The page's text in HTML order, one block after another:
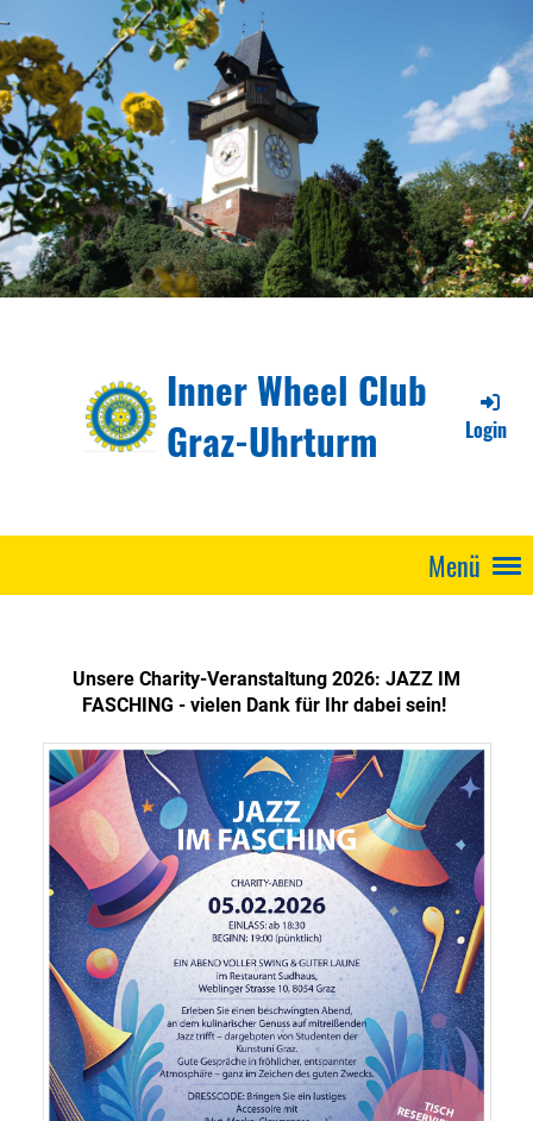
Inner Wheel Club
Graz-Uhrturm
Login
Menü
Unsere Charity-Veranstaltung 2026: JAZZ IM
FASCHING - vielen Dank für Ihr dabei sein!